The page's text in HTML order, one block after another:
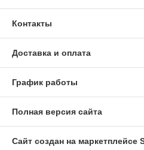
Контакты
Доставка и оплата
График работы
Полная версия сайта
Сайт создан на маркетплейсе